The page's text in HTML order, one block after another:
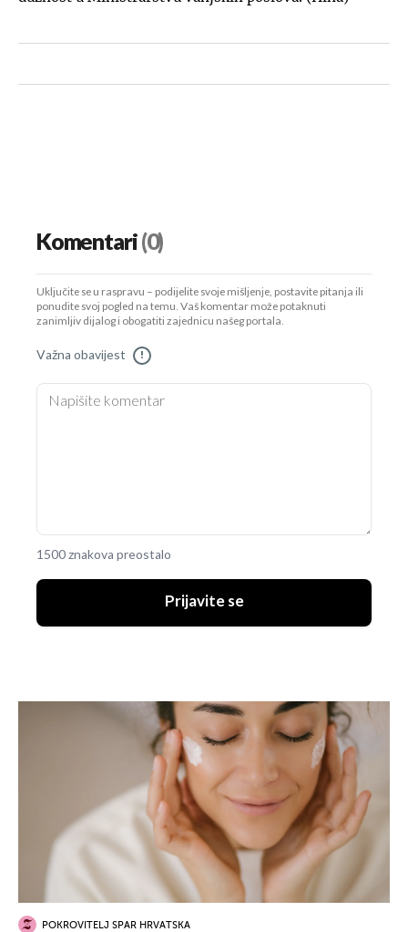
Komentari(0)
Uključite se u raspravu – podijelite svoje mišljenje, postavite pitanja ili
ponudite svoj pogled na temu. Vaš komentar može potaknuti
zanimljiv dijalog i obogatiti zajednicu našeg portala.
Važna obavijest !
1500 znakova preostalo
Prijavite se
POKROVITELJ SPAR HRVATSKA